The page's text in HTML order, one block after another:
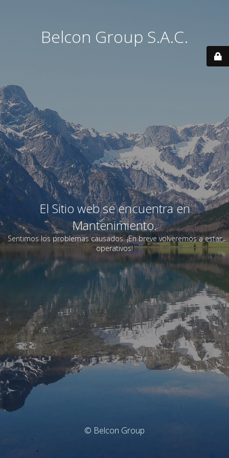
Belcon Group S.A.C.
El Sitio web se encuentra en
Mantenimiento.
Sentimos los problemas causados. ¡En breve volveremos a estar
operativos!
© Belcon Group